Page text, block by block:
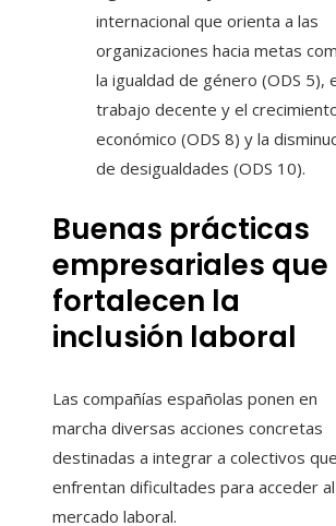
internacional que orienta a las
organizaciones hacia metas
la igualdad de género (ODS 5),
trabajo decente y el
económico (ODS 8) y la
de desigualdades (ODS 10).
Buenas prácticas
empresariales que
fortalecen la
inclusión laboral
Las compañías españolas ponen en
marcha diversas acciones concretas
destinadas a integrar a colectivos que
enfrentan dificultades para acceder al
mercado laboral.